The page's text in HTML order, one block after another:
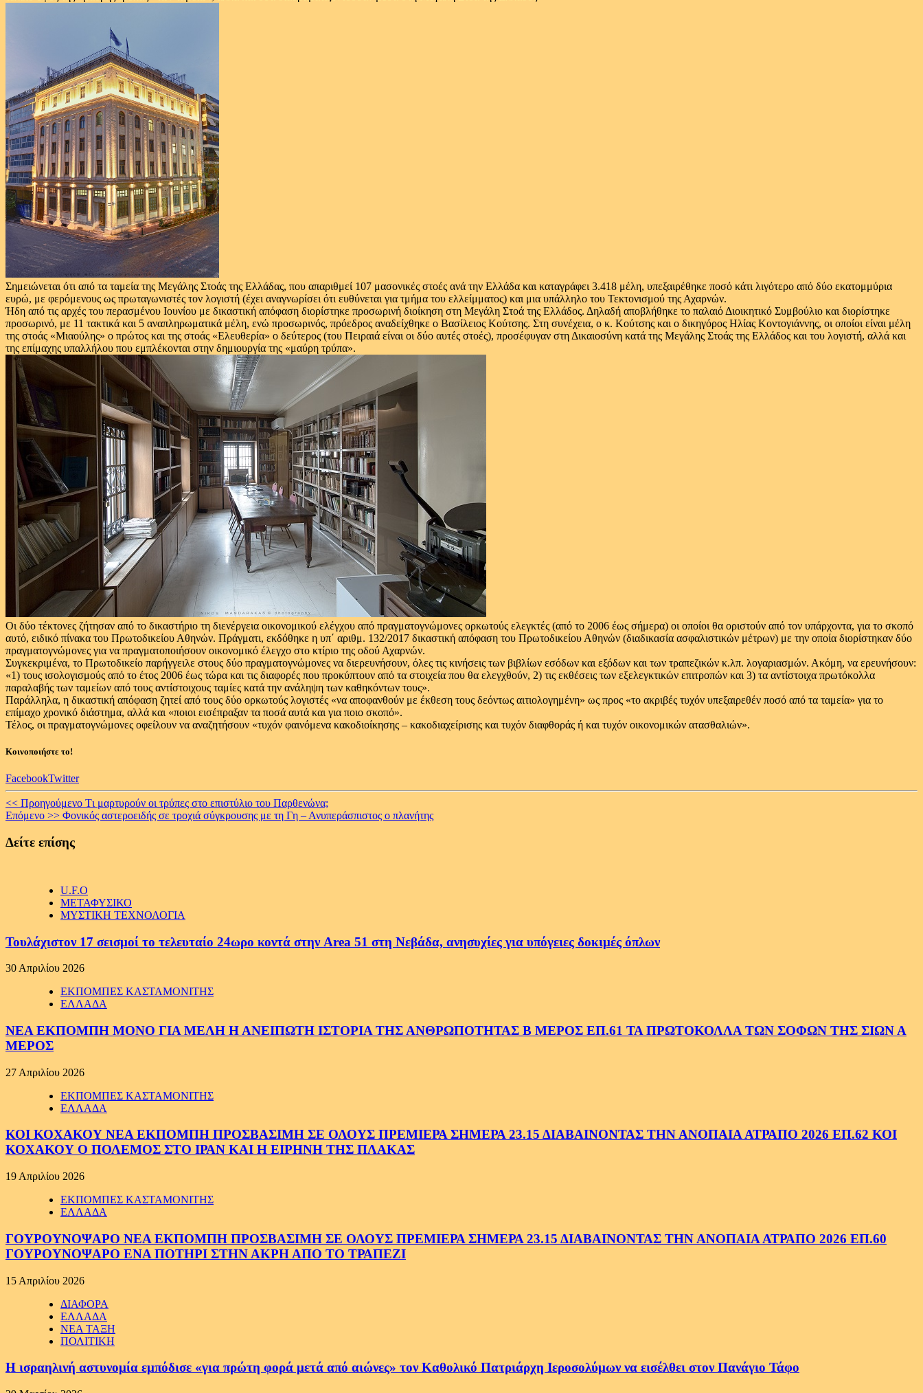
Σημειώνεται ότι από τα ταμεία της Μεγάλης Στοάς της Ελλάδας, που απαριθμεί 107 μασονικές στοές ανά την Ελλάδα και καταγράφει 3.418 μέλη, υπεξαιρέθηκε ποσό κάτι λιγότερο από δύο εκατομμύρια
ευρώ, με φερόμενους ως πρωταγωνιστές τον λογιστή (έχει αναγνωρίσει ότι ευθύνεται για τμήμα του ελλείμματος) και μια υπάλληλο του Τεκτονισμού της Αχαρνών.
Ήδη από τις αρχές του περασμένου Ιουνίου με δικαστική απόφαση διορίστηκε προσωρινή διοίκηση στη Μεγάλη Στοά της Ελλάδος. Δηλαδή αποβλήθηκε το παλαιό Διοικητικό Συμβούλιο και διορίστηκε
προσωρινό, με 11 τακτικά και 5 αναπληρωματικά μέλη, ενώ προσωρινός, πρόεδρος αναδείχθηκε ο Βασίλειος Κούτσης. Στη συνέχεια, ο κ. Κούτσης και ο δικηγόρος Ηλίας Κοντογιάννης, οι οποίοι είναι μέλη
της στοάς «Μιαούλης» ο πρώτος και της στοάς «Ελευθερία» ο δεύτερος (του Πειραιά είναι οι δύο αυτές στοές), προσέφυγαν στη Δικαιοσύνη κατά της Μεγάλης Στοάς της Ελλάδος και του λογιστή, αλλά και
της επίμαχης υπαλλήλου που εμπλέκονται στην δημιουργία της «μαύρη τρύπα».
Οι δύο τέκτονες ζήτησαν από το δικαστήριο τη διενέργεια οικονομικού ελέγχου από πραγματογνώμονες ορκωτούς ελεγκτές (από το 2006 έως σήμερα) οι οποίοι θα οριστούν από τον υπάρχοντα, για το σκοπό
αυτό, ειδικό πίνακα του Πρωτοδικείου Αθηνών. Πράγματι, εκδόθηκε η υπ΄ αριθμ. 132/2017 δικαστική απόφαση του Πρωτοδικείου Αθηνών (διαδικασία ασφαλιστικών μέτρων) με την οποία διορίστηκαν δύο
πραγματογνώμονες για να πραγματοποιήσουν οικονομικό έλεγχο στο κτίριο της οδού Αχαρνών.
Συγκεκριμένα, το Πρωτοδικείο παρήγγειλε στους δύο πραγματογνώμονες να διερευνήσουν, όλες τις κινήσεις των βιβλίων εσόδων και εξόδων και των τραπεζικών κ.λπ. λογαριασμών. Ακόμη, να ερευνήσουν:
«1) τους ισολογισμούς από το έτος 2006 έως τώρα και τις διαφορές που προκύπτουν από τα στοιχεία που θα ελεγχθούν, 2) τις εκθέσεις των εξελεγκτικών επιτροπών και 3) τα αντίστοιχα πρωτόκολλα
παραλαβής των ταμείων από τους αντίστοιχους ταμίες κατά την ανάληψη των καθηκόντων τους».
Παράλληλα, η δικαστική απόφαση ζητεί από τους δύο ορκωτούς λογιστές «να αποφανθούν με έκθεση τους δεόντως αιτιολογημένη» ως προς «το ακριβές τυχόν υπεξαιρεθέν ποσό από τα ταμεία» για το
επίμαχο χρονικό διάστημα, αλλά και «ποιοι εισέπραξαν τα ποσά αυτά και για ποιο σκοπό».
Τέλος, οι πραγματογνώμονες οφείλουν να αναζητήσουν «τυχόν φαινόμενα κακοδιοίκησης – κακοδιαχείρισης και τυχόν διαφθοράς ή και τυχόν οικονομικών ατασθαλιών».
Κοινοποιήστε το!
FacebookTwitter
Continue
Reading
<< Προηγούμενο Tι μαρτυρούν οι τρύπες στο επιστύλιο του Παρθενώνα;
Επόμενο >> Φονικός αστεροειδής σε τροχιά σύγκρουσης με τη Γη – Ανυπεράσπιστος ο πλανήτης
Δείτε επίσης
U.F.O
ΜΕΤΑΦΥΣΙΚΟ
ΜΥΣΤΙΚΗ ΤΕΧΝΟΛΟΓΙΑ
Τουλάχιστον 17 σεισμοί το τελευταίο 24ωρο κοντά στην Area 51 στη Νεβάδα, ανησυχίες για υπόγειες δοκιμές όπλων
30 Απριλίου 2026
ΕΚΠΟΜΠΕΣ ΚΑΣΤΑΜΟΝΙΤΗΣ
ΕΛΛΑΔΑ
ΝΕΑ ΕΚΠΟΜΠΗ ΜΟΝΟ ΓΙΑ ΜΕΛΗ Η ΑΝΕΙΠΩΤΗ ΙΣΤΟΡΙΑ ΤΗΣ ΑΝΘΡΩΠΟΤΗΤΑΣ Β ΜΕΡΟΣ ΕΠ.61 ΤΑ ΠΡΩΤΟΚΟΛΛΑ ΤΩΝ ΣΟΦΩΝ ΤΗΣ ΣΙΩΝ Α
ΜΕΡΟΣ
27 Απριλίου 2026
ΕΚΠΟΜΠΕΣ ΚΑΣΤΑΜΟΝΙΤΗΣ
ΕΛΛΑΔΑ
ΚΟΙ ΚΟΧΑΚΟΥ ΝΕΑ ΕΚΠΟΜΠΗ ΠΡΟΣΒΑΣΙΜΗ ΣΕ ΟΛΟΥΣ ΠΡΕΜΙΕΡΑ ΣΗΜΕΡΑ 23.15 ΔΙΑΒΑΙΝΟΝΤΑΣ ΤΗΝ ΑΝΟΠΑΙΑ ΑΤΡΑΠΟ 2026 ΕΠ.62 ΚΟΙ
ΚΟΧΑΚΟΥ Ο ΠΟΛΕΜΟΣ ΣΤΟ ΙΡΑΝ ΚΑΙ Η ΕΙΡΗΝΗ ΤΗΣ ΠΛΑΚΑΣ
19 Απριλίου 2026
ΕΚΠΟΜΠΕΣ ΚΑΣΤΑΜΟΝΙΤΗΣ
ΕΛΛΑΔΑ
ΓΟΥΡΟΥΝΟΨΑΡΟ ΝΕΑ ΕΚΠΟΜΠΗ ΠΡΟΣΒΑΣΙΜΗ ΣΕ ΟΛΟΥΣ ΠΡΕΜΙΕΡΑ ΣΗΜΕΡΑ 23.15 ΔΙΑΒΑΙΝΟΝΤΑΣ ΤΗΝ ΑΝΟΠΑΙΑ ΑΤΡΑΠΟ 2026 ΕΠ.60
ΓΟΥΡΟΥΝΟΨΑΡΟ ΕΝΑ ΠΟΤΗΡΙ ΣΤΗΝ ΑΚΡΗ ΑΠΟ ΤΟ ΤΡΑΠΕΖΙ
15 Απριλίου 2026
ΔΙΑΦΟΡΑ
ΕΛΛΑΔΑ
ΝΕΑ ΤΑΞΗ
ΠΟΛΙΤΙΚΗ
Η ισραηλινή αστυνομία εμπόδισε «για πρώτη φορά μετά από αιώνες» τον Καθολικό Πατριάρχη Ιεροσολύμων να εισέλθει στον Πανάγιο Τάφο